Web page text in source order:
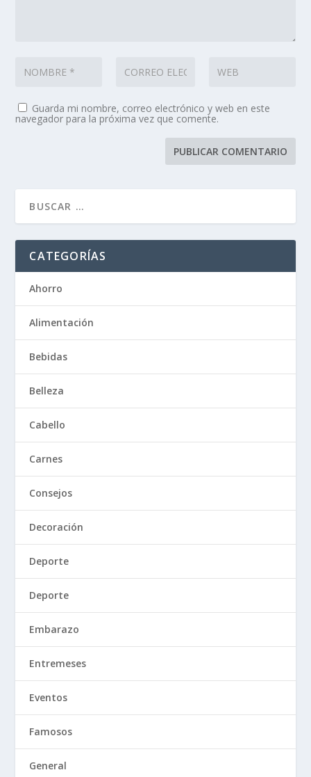
Guarda mi nombre, correo electrónico y web en este
navegador para la próxima vez que comente.
CATEGORÍAS
Ahorro
Alimentación
Bebidas
Belleza
Cabello
Carnes
Consejos
Decoración
Deporte
Deporte
Embarazo
Entremeses
Eventos
Famosos
General